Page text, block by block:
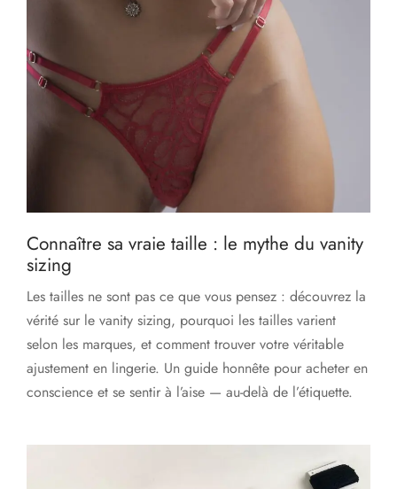
Connaître sa vraie taille : le mythe du vanity
sizing
Les tailles ne sont pas ce que vous pensez : découvrez la
vérité sur le vanity sizing, pourquoi les tailles varient
selon les marques, et comment trouver votre véritable
ajustement en lingerie. Un guide honnête pour acheter en
conscience et se sentir à l’aise — au-delà de l’étiquette.